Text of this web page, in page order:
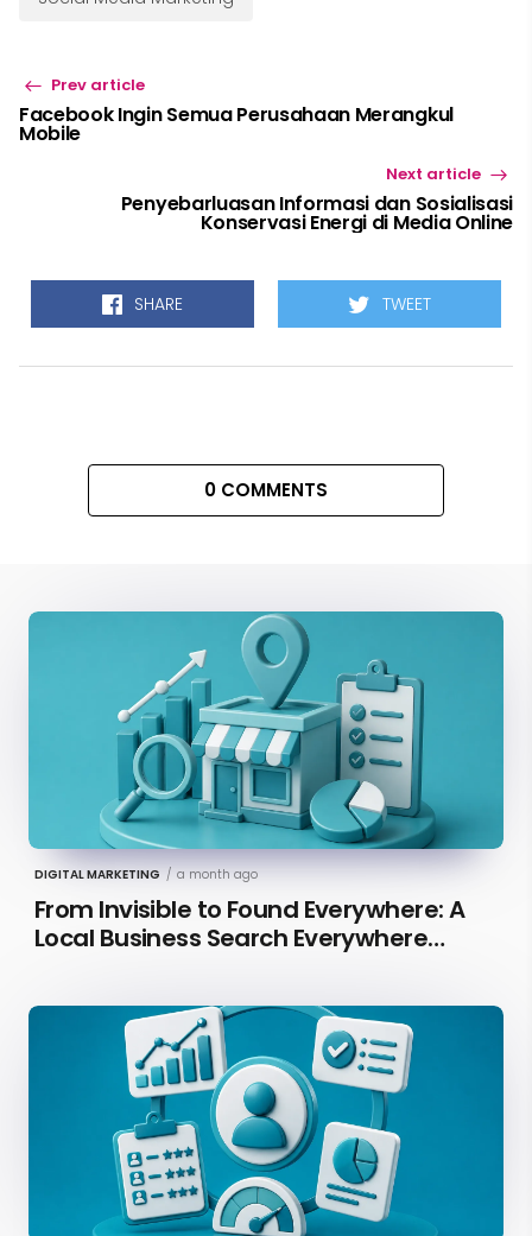
Prev article
Facebook Ingin Semua Perusahaan Merangkul
Mobile
Next article
Penyebarluasan Informasi dan Sosialisasi
Konservasi Energi di Media Online
SHARE TWEET
0 COMMENTS
DIGITAL MARKETING / a month ago
From Invisible to Found Everywhere: A
Local Business Search Everywhere